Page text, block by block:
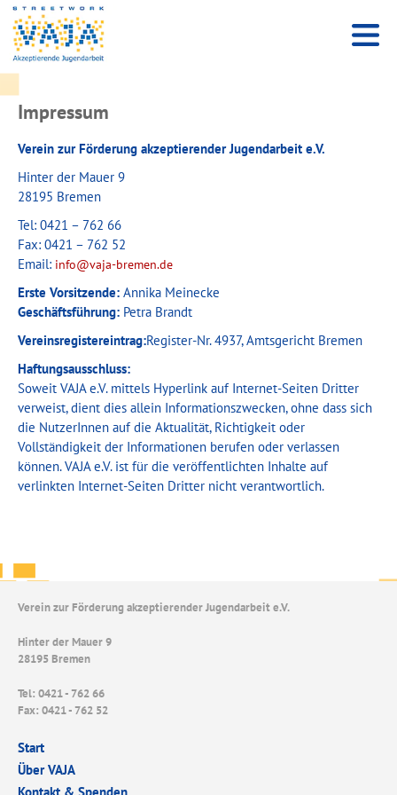
Impressum
Verein zur Förderung akzeptierender Jugendarbeit e.V.
Hinter der Mauer 9
28195 Bremen
Tel: 0421 – 762 66
Fax: 0421 – 762 52
Email: info@vaja-bremen.de
Erste Vorsitzende: Annika Meinecke
Geschäftsführung: Petra Brandt
Vereinsregistereintrag:Register-Nr. 4937, Amtsgericht Bremen
Haftungsausschluss:
Soweit VAJA e.V. mittels Hyperlink auf Internet-Seiten Dritter
verweist, dient dies allein Informationszwecken, ohne dass sich
die NutzerInnen auf die Aktualität, Richtigkeit oder
Vollständigkeit der Informationen berufen oder verlassen
können. VAJA e.V. ist für die veröffentlichten Inhalte auf
verlinkten Internet-Seiten Dritter nicht verantwortlich.
Verein zur Förderung akzeptierender Jugendarbeit e.V.
Hinter der Mauer 9
28195 Bremen
Tel: 0421 - 762 66
Fax: 0421 - 762 52
Start
Über VAJA